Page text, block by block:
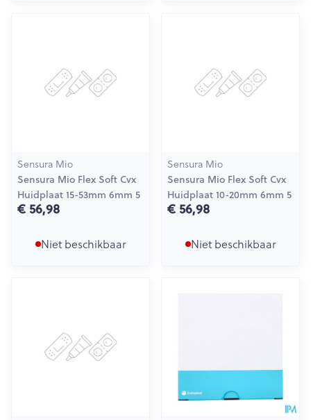
Sensura Mio
Sensura Mio Flex Soft Cvx
Huidplaat 15-53mm 6mm 5
€ 56,98
Niet beschikbaar
Sensura Mio
Sensura Mio Flex Soft Cvx
Huidplaat 10-20mm 6mm 5
€ 56,98
Niet beschikbaar